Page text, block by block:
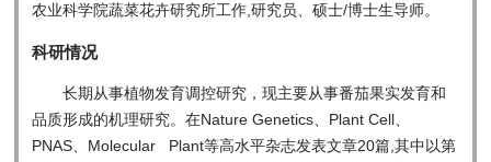
农业科学院蔬菜花卉研究所工作,研究员、硕士/博士生导师。
科研情况
长期从事植物发育调控研究，现主要从事番茄果实发育和
品质形成的机理研究。在Nature Genetics、Plant Cell、
PNAS、Molecular Plant等高水平杂志发表文章20篇,其中以第